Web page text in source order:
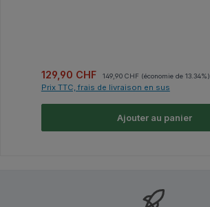
Prix de vente :
129,90 CHF Prix régulier :
149,90 CHF (économie de 13.34%)
Prix TTC, frais de livraison en sus
Ajouter au panier